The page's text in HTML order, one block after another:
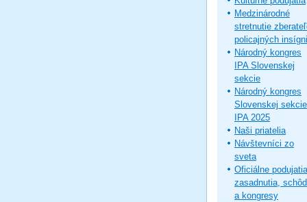
Medzinárodné
stretnutie
policajných
Národný kongres
IPA Slovenskej
sekcie
Národný kongres
Slovenskej sekcie
IPA 2025
Naši priatelia
Návštevníci zo
sveta
Oficiálne
zasadnutia,
a kongresy